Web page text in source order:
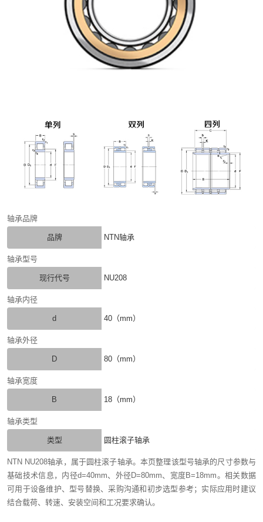
轴承品牌
品牌 NTN轴承
轴承型号
现行代号 NU208
轴承内径
d 40（mm）
轴承外径
D 80（mm）
轴承宽度
B 18（mm）
轴承类型
类型 圆柱滚子轴承
NTN NU208轴承，属于圆柱滚子轴承。本页整理该型号轴承的尺寸参数与
基础技术信息，内径d=40mm、外径D=80mm、宽度B=18mm。相关数据
可用于设备维护、型号替换、采购沟通和初步选型参考；实际应用时建议
结合载荷、转速、安装空间和工况要求确认。